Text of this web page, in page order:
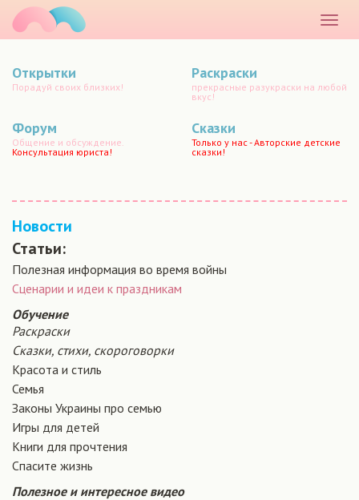
меню
Открытки
Порадуй своих близких!
Раскраски
прекрасные разукраски на любой
вкус!
Форум
Общение и обсуждение.
Консультация юриста!
Сказки
Только у нас - Авторские детские
сказки!
Новости
Статьи:
Полезная информация во время войны
Сценарии и идеи к праздникам
Обучение
Раскраски
Сказки, стихи, скороговорки
Красота и стиль
Семья
Законы Украины про семью
Игры для детей
Книги для прочтения
Спасите жизнь
Полезное и интересное видео